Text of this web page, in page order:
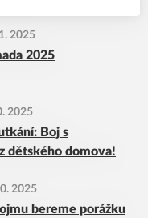
2025
2025
2025
Boj s
dětského domova!
2025
bereme porážku